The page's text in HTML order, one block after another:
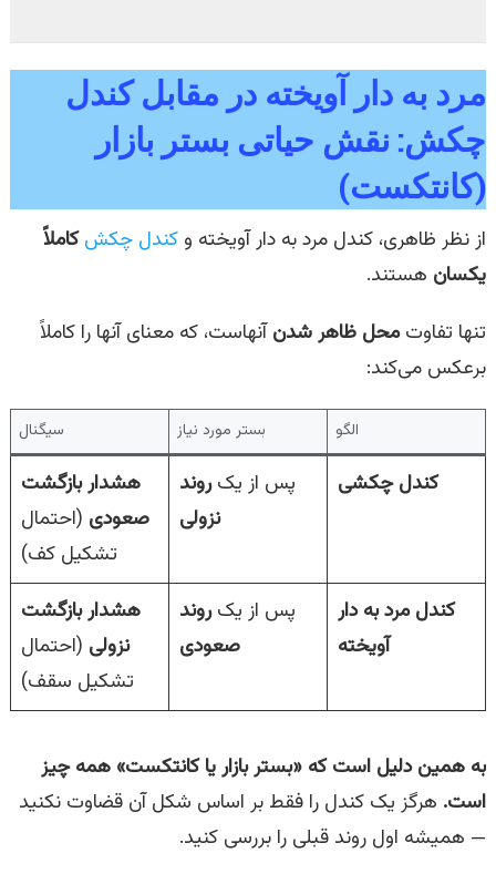
مرد به دار آویخته در مقابل کندل
چکش: نقش حیاتی بستر بازار
(کانتکست)
از نظر ظاهری، کندل مرد به دار آویخته و کندل چکش کاملاً
یکسان هستند.
تنها تفاوتمحل ظاهر شدنآنهاست، که معنای آنها را کاملاً
برعکس می‌کند:
الگو بستر مورد نیاز سیگنال
کندل چکشی پس از یکروند
نزولی
هشدار بازگشت
صعودی (احتمال
تشکیل کف)
کندل مرد به دار
آویخته
پس از یکروند
صعودی
هشدار بازگشت
نزولی (احتمال
تشکیل سقف)
به همین دلیل است که «بستر بازار یا کانتکست» همه چیز
است. هرگز یک کندل را فقط بر اساس شکل آن قضاوت نکنید
— همیشه اول روند قبلی را بررسی کنید.